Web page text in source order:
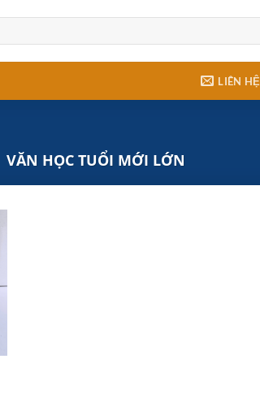
LIÊN HỆ
VĂN HỌC TUỔI MỚI LỚN